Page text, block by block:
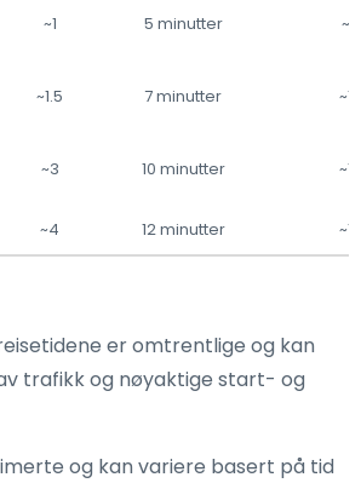
~1 5 minutter ~8
~1.5 7 minutter ~10
~3 10 minutter ~12
~4 12 minutter ~15
er omtrentlige og kan
trafikk og nøyaktige start- og
og kan variere basert på tid